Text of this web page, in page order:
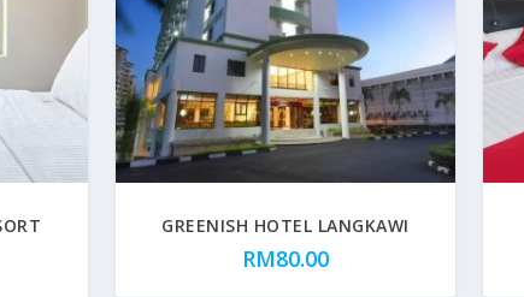
GREENISH HOTEL LANGKAWI
RM80.00